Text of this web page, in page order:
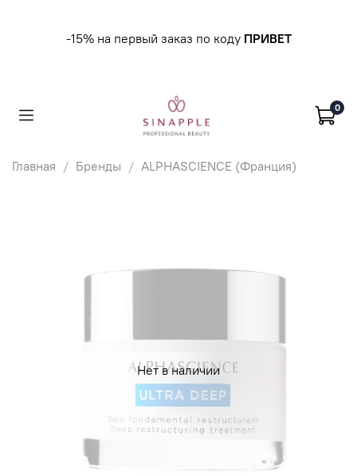
-15% на первый заказ по коду ПРИВЕТ
0
Главная Бренды ALPHASCIENCE (Франция)
Нет в наличии